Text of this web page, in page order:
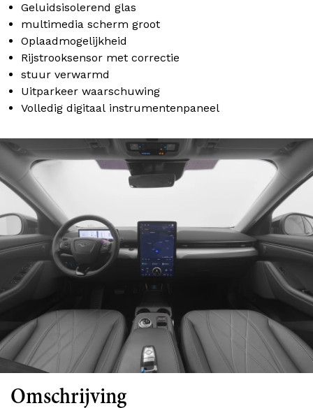
Geluidsisolerend glas
multimedia scherm groot
Oplaadmogelijkheid
Rijstrooksensor met correctie
stuur verwarmd
Uitparkeer waarschuwing
Volledig digitaal instrumentenpaneel
Omschrijving